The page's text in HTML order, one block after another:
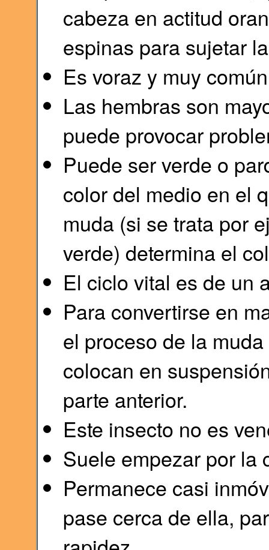
cabeza en actitud
espinas para sujetar
Es voraz y muy
Las hembras son
puede provocar
Puede ser verde o
color del medio en el
muda (si se trata por
verde) determina el
El ciclo vital es de un
Para convertirse en
el proceso de la
colocan en
parte anterior.
Este insecto no es
Suele empezar por la
Permanece casi
pase cerca de ella,